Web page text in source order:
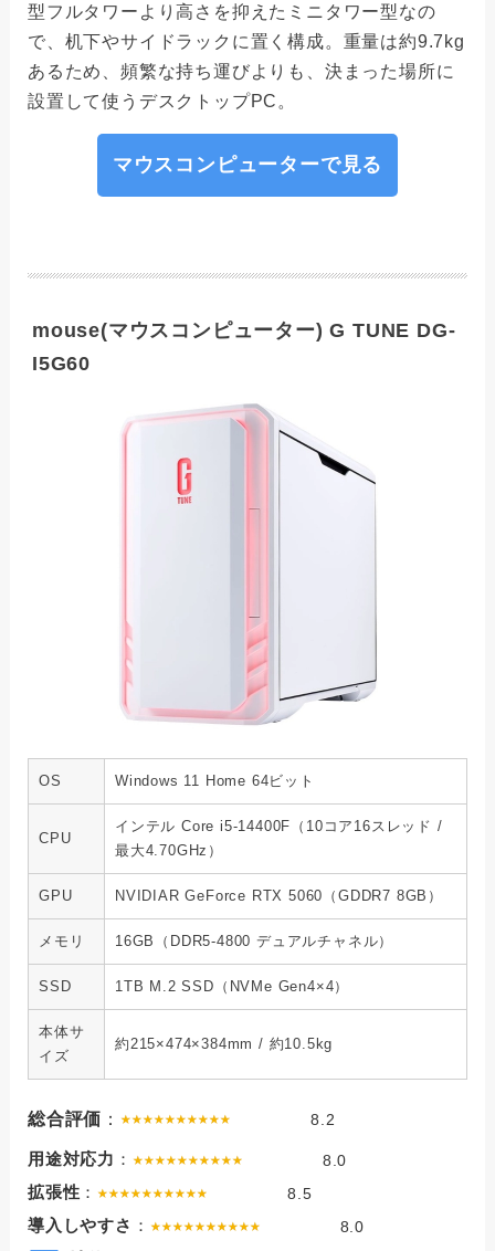
型フルタワーより高さを抑えたミニタワー型なの
で、机下やサイドラックに置く構成。重量は約9.7kg
あるため、頻繁な持ち運びよりも、決まった場所に
設置して使うデスクトップPC。
マウスコンピューターで見る
mouse(マウスコンピューター) G TUNE DG-
I5G60
OS Windows 11 Home 64ビット
CPU
インテル Core i5-14400F（10コア16スレッド /
最大4.70GHz）
GPU NVIDIAR GeForce RTX 5060（GDDR7 8GB）
メモリ 16GB（DDR5-4800 デュアルチャネル）
SSD 1TB M.2 SSD（NVMe Gen4×4）
本体サ
イズ
約215×474×384mm / 約10.5kg
総合評価 ： 8.2
用途対応力 ： 8.0
拡張性 ： 8.5
導入しやすさ ： 8.0